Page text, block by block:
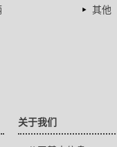
其他
关于我们